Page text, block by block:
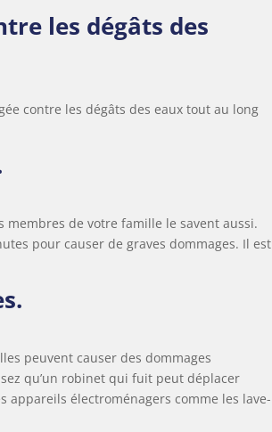
les dégâts des
contre les dégâts des eaux tout au long
membres de votre famille le savent aussi.
pour causer de graves dommages. Il est
peuvent causer des dommages
qu’un robinet qui fuit peut déplacer
appareils électroménagers comme les lave-